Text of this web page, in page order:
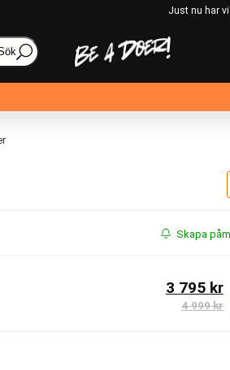
Just nu har vi
Skapa
3 795 kr
4 999 kr